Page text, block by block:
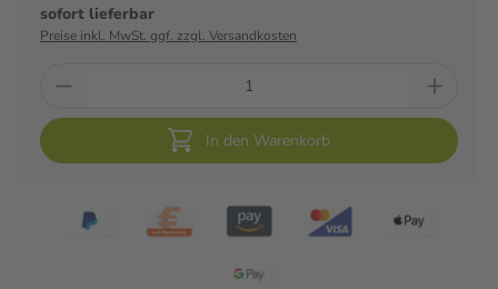
sofort lieferbar
Preise inkl. MwSt. ggf. zzgl. Versandkosten
In den Warenkorb